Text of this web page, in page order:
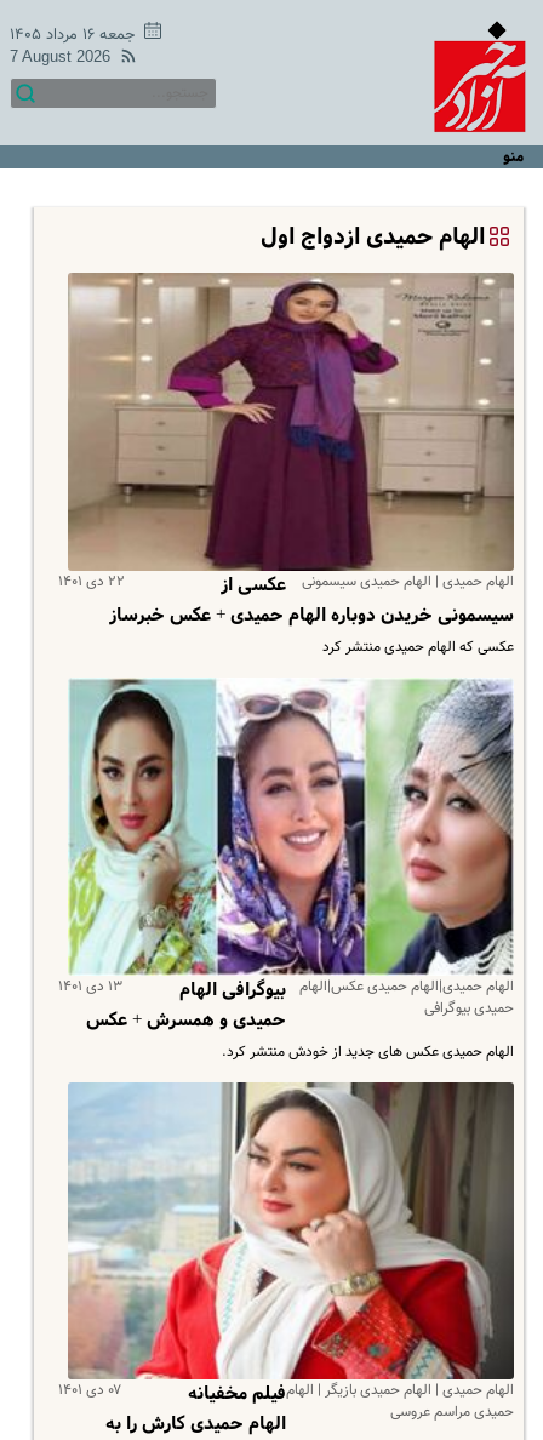
جمعه ۱۶ مرداد ۱۴۰۵
7 August 2026
منو
الهام حمیدی ازدواج اول
الهام حمیدی | الهام حمیدی سیسمونی ۲۲ دی ۱۴۰۱
عکسی از
سیسمونی خریدن دوباره الهام حمیدی + عکس خبرساز
عکسی که الهام حمیدی منتشر کرد
الهام حمیدی|الهام حمیدی عکس|الهام
حمیدی بیوگرافی
۱۳ دی ۱۴۰۱
بیوگرافی الهام
حمیدی و همسرش + عکس
الهام حمیدی عکس های جدید از خودش منتشر کرد.
الهام حمیدی | الهام حمیدی بازیگر | الهام
حمیدی مراسم عروسی
۰۷ دی ۱۴۰۱
فیلم مخفیانه
الهام حمیدی کارش را به